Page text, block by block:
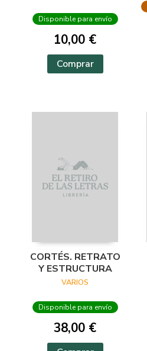
FLORENCIA
Disponible para envío
10,00 €
Comprar
CORTÉS. RETRATO
Y ESTRUCTURA
VARIOS
Disponible para envío
38,00 €